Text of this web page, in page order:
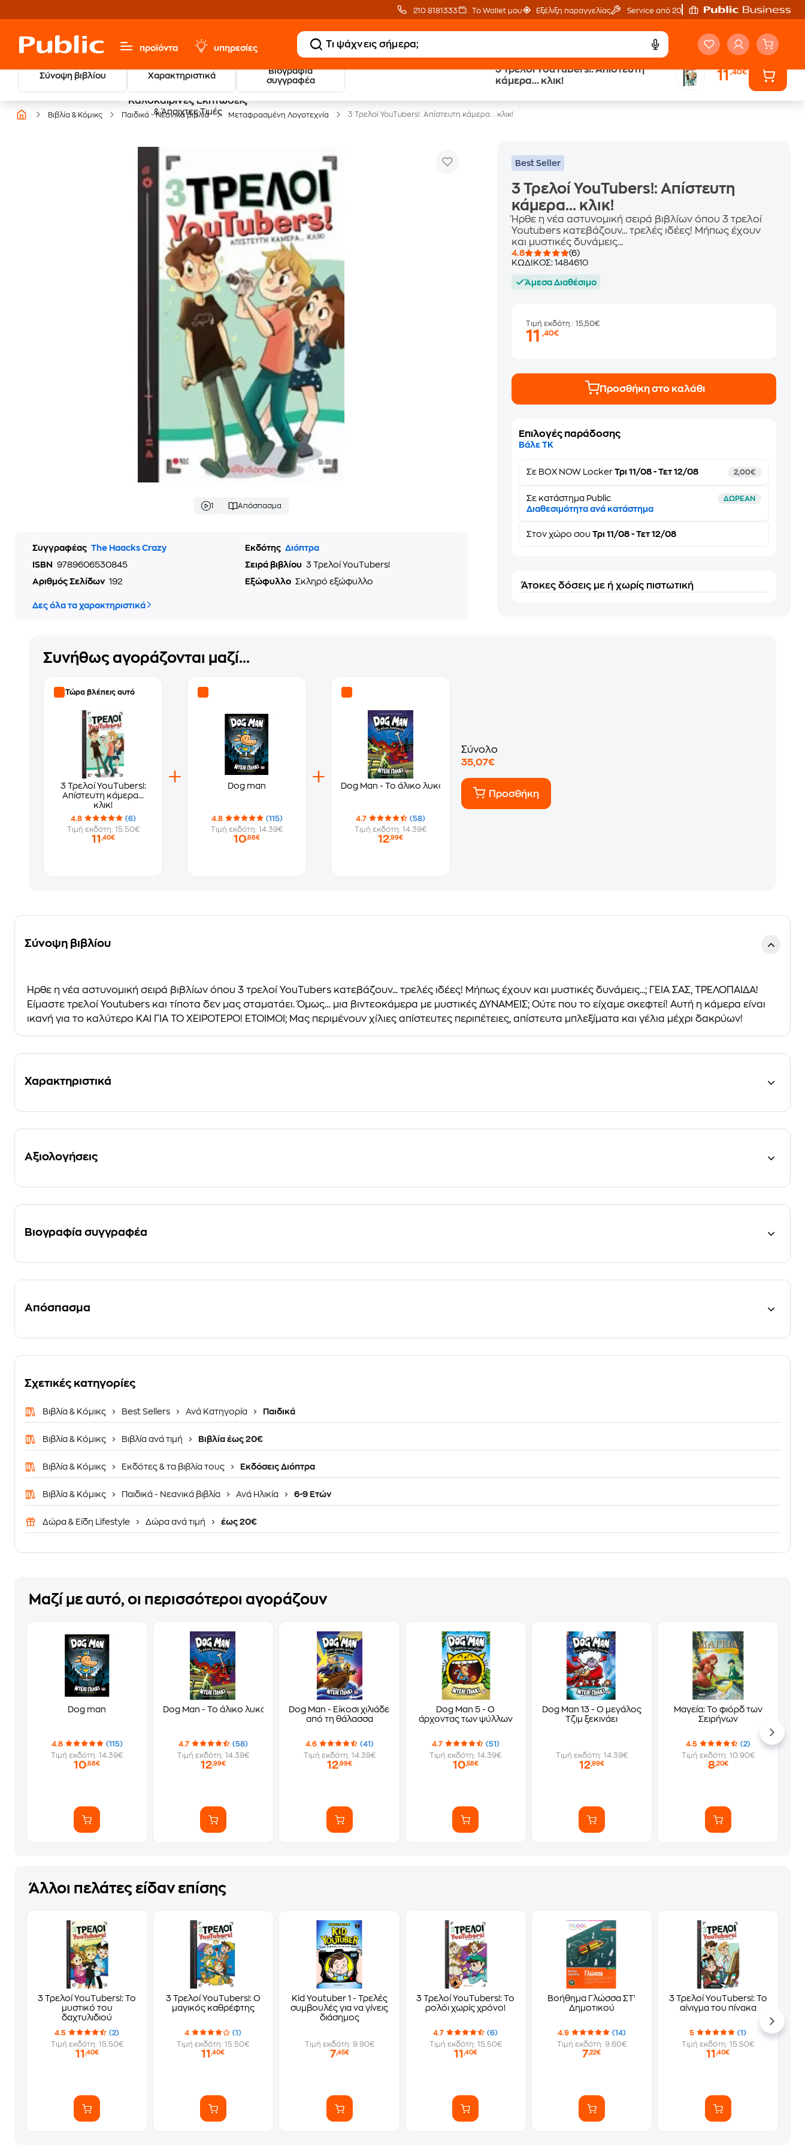
210 8181333 Το Wallet μου Εξέλιξη παραγγελίας Service από 20'
προϊόντα υπηρεσίες
Σύνοψη βιβλίου Χαρακτηριστικά
Βιογραφία
συγγραφέα
3 Τρελοί YouTubers!: Απίστευτη
κάμερα... κλικ!
11,40€
Καλοκαιρινές Εκπτώσεις
& Άπαιχτες Τιμές
20 € Public επιστροφή
με Snappi
Δωρεάν Μεταφορικά
Βιβλία & Κόμικς Παιδικά - Νεανικά βιβλία Μεταφρασμένη Λογοτεχνία 3 Τρελοί YouTubers!: Απίστευτη κάμερα... κλικ!
1 Απόσπασμα
Συγγραφέας The Haacks Crazy Εκδότης Διόπτρα
ISBN
9789606530845 Σειρά βιβλίου 3 Τρελοί YouTubers!
Αριθμός Σελίδων 192 Εξώφυλλο Σκληρό εξώφυλλο
Δες όλα τα χαρακτηριστικά
Best Seller
3 Τρελοί YouTubers!: Απίστευτη
κάμερα... κλικ!
Ήρθε η νέα αστυνομική σειρά βιβλίων όπου 3 τρελοί
Youtubers κατεβάζουν... τρελές ιδέες! Μήπως έχουν
και μυστικές δυνάμεις...
4.8
(6)
ΚΩΔΙΚΟΣ:1484610
Άμεσα Διαθέσιμο
Τιμή εκδότη: 15,50€
11,40€
Προσθήκη στο καλάθι
Επιλογές παράδοσης
Βάλε ΤΚ
Σε BOX NOW Locker Τρι 11/08 - Τετ 12/08 2,00€
Σε κατάστημα Public ΔΩΡΕΑΝ
Διαθεσιμότητα ανά κατάστημα
Στονχώρο σου Τρι 11/08 - Τετ 12/08
Άτοκες δόσεις με ή χωρίς πιστωτική
Συνήθως αγοράζονται μαζί...
Τώρα βλέπεις αυτό
3 Τρελοί YouTubers!:
Απίστευτη κάμερα...
κλικ!
4.8
(6)
Τιμή εκδότη: 15.50€
11 ,40€
Dog man
4.8
(115)
Τιμή εκδότη: 14.39€
10,68€
Dog Man - Το άλικο λυκόσκυλο
4.7
(58)
Τιμή εκδότη: 14.39€
12,99€
Σύνολο
35,07€
Προσθήκη
Σύνοψη βιβλίου
Ήρθε η νέα αστυνομική σειρά βιβλίων όπου 3 τρελοί YouΤubers κατεβάζουν... τρελές ιδέες! Μήπως έχουν και μυστικές δυνάμεις...; ΓΕΙΑ ΣΑΣ, ΤΡΕΛΟΠΑΙΔΑ!
Eίμαστε τρελοί Youtubers και τίποτα δεν μας σταματάει. Όμως… μια βιντεοκάμερα με μυστικές ΔΥΝΑΜΕΙΣ; Ούτε που το είχαμε σκεφτεί! Αυτή η κάμερα είναι
ικανή για το καλύτερο ΚΑΙ ΓΙΑ ΤΟ ΧΕΙΡΟΤΕΡΟ! ΕΤΟΙΜΟΙ; Μας περιμένουν χίλιες απίστευτες περιπέτειες, απίστευτα μπλεξίματα και γέλια μέχρι δακρύων!
Χαρακτηριστικά
Αξιολογήσεις
Βιογραφία συγγραφέα
Απόσπασμα
Σχετικές κατηγορίες
Βιβλία & Κόμικς Best Sellers Ανά Κατηγορία Παιδικά
Βιβλία & Κόμικς Βιβλία ανά τιμή Βιβλία έως 20€
Βιβλία & Κόμικς Εκδότες & τα βιβλία τους Εκδόσεις Διόπτρα
Βιβλία & Κόμικς Παιδικά - Νεανικά βιβλία Ανά Ηλικία 6-9 Ετών
Δώρα & Είδη Lifestyle Δώρα ανά τιμή έως 20€
Μαζί με αυτό, οι περισσότεροι αγοράζουν
Dog man
4.8
(115)
Τιμή εκδότη: 14.39€
10,68€
Dog Man - Το άλικο λυκόσκυλο
4.7
(58)
Τιμή εκδότη: 14.39€
12,99€
Dog Man - Είκοσι χιλιάδες ψύλλοι κάτω
από τη θάλασσα
4.6
(41)
Τιμή εκδότη: 14.39€
12,99€
Dog Man 5 - Ο
άρχοντας των ψύλλων
4.7
(51)
Τιμή εκδότη: 14.39€
10,58€
Dog Man 13 - Ο μεγάλος
Τζιμ ξεκινάει
Τιμή εκδότη: 14.39€
12,99€
Μαγεία: Το φιόρδ των
Σειρήνων
4.5
(2)
Τιμή εκδότη: 10.90€
8,20€
Άλλοι πελάτες είδαν επίσης
3 Τρελοί YouTubers!: Το
μυστικό του
δαχτυλιδιού
4.5
(2)
Τιμή εκδότη: 15.50€
11 ,40€
3 Τρελοί YouTubers!: Ο
μαγικός καθρέφτης
4
(1)
Τιμή εκδότη: 15.50€
11,40€
Kid Youtuber 1 - Τρελές
συμβουλές για να γίνεις
διάσημος
Τιμή εκδότη: 9.90€
7,45€
3 Τρελοί YouTubers!: Το
ρολόι χωρίς χρόνο!
4.7
(6)
Τιμή εκδότη: 15.50€
11 ,40€
Βοήθημα Γλώσσα ΣΤ'
Δημοτικού
4.9
(14)
Τιμή εκδότη: 9.60€
7,22€
3 Τρελοί YouTubers!: Το
αίνιγμα του πίνακα
5
(1)
Τιμή εκδότη: 15.50€
11,40€